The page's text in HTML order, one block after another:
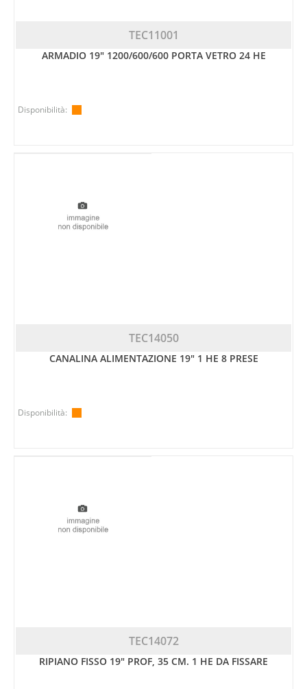
TEC11001
ARMADIO 19" 1200/600/600 PORTA VETRO 24 HE
Disponibilità:
TEC14050
CANALINA ALIMENTAZIONE 19" 1 HE 8 PRESE
Disponibilità:
TEC14072
RIPIANO FISSO 19" PROF, 35 CM. 1 HE DA FISSARE